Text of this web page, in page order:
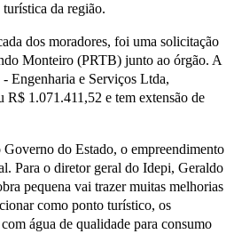
da região.
dos moradores, foi uma solicitação
Monteiro (PRTB) junto ao órgão. A
Engenharia e Serviços Ltda,
R$ 1.071.411,52 e tem extensão de
do Estado, o empreendimento
Para o diretor geral do Idepi, Geraldo
pequena vai trazer muitas melhorias
como ponto turístico, os
água de qualidade para consumo